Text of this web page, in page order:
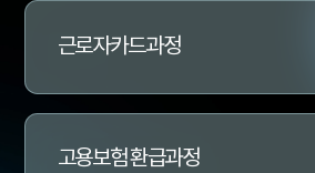
의
근로자카드과정
고용보험 환급과정